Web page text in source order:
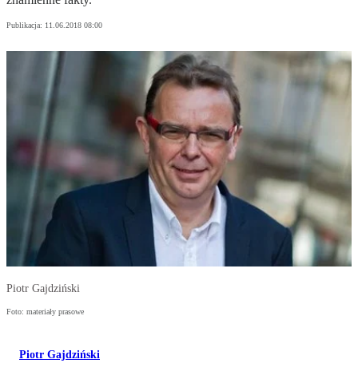
Publikacja: 11.06.2018 08:00
Piotr Gajdziński
Foto: materiały prasowe
Piotr Gajdziński